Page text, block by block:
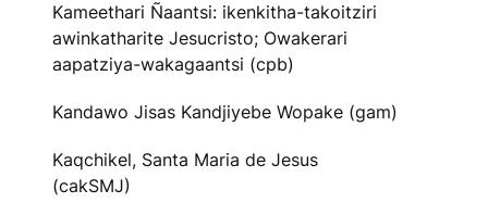
Kameethari Ñaantsi: ikenkitha-takoitziri
awinkatharite Jesucristo; Owakerari
aapatziya-wakagaantsi (cpb)
Kandawo Jisas Kandjiyebe Wopake (gam)
Kaqchikel, Santa Maria de Jesus
(cakSMJ)